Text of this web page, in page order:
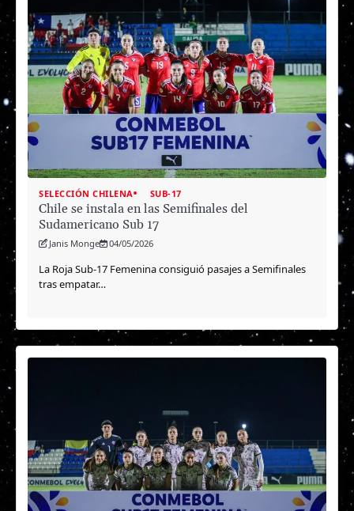
SELECCIÓN CHILENA SUB-17
Chile se instala en las Semifinales del
Sudamericano Sub 17
Janis Monge 04/05/2026
La Roja Sub-17 Femenina consiguió pasajes a Semifinales
tras empatar…